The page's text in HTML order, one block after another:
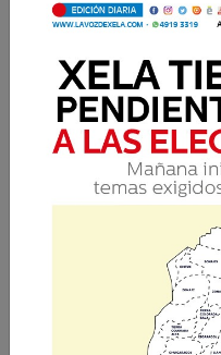
Resultados para: DPI
PUEDES INICIAR
MOTOCICLETA
Comenzar el año 2026